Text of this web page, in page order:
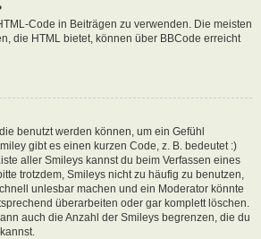
Code in Beiträgen zu verwenden. Die meisten
die HTML bietet, können über BBCode erreicht
benutzt werden können, um ein Gefühl
gibt es einen kurzen Code, z. B. bedeutet :)
aller Smileys kannst du beim Verfassen eines
trotzdem, Smileys nicht zu häufig zu benutzen,
unlesbar machen und ein Moderator könnte
überarbeiten oder gar komplett löschen.
auch die Anzahl der Smileys begrenzen, die du